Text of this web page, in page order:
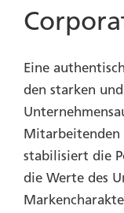
Eine
den starken
Mitarbeitenden
stabilisiert die
die Werte des